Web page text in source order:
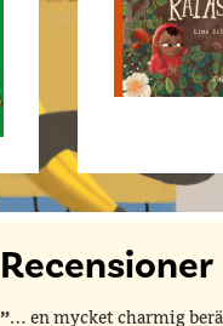
Recensioner
… en mycket charmig